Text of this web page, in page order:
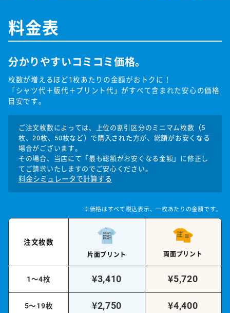
料金表
分かりやすいコミコミ価格。
枚数が増えるほど1枚あたりの金額がおトクに！
「シャツ代＋版代＋プリント代」がすべて含まれた安心の価格
目安です。
ご注文枚数によっては、上位の割引区分のミニマム枚数（5
枚、20枚、50枚など）で購入された方が、総額がお安くなる
場合がございます。
その場合、当店にて「最も総額がお安くなる金額」に修正し
てご請求いたしますのでご安心ください。
料金シミュレータで計算する
※価格はすべて税込表示、一枚あたりの金額です。
注文枚数
片面プリント 両面プリント
1〜4枚 ¥3,410 ¥5,720
5〜19枚 ¥2,750 ¥4,400